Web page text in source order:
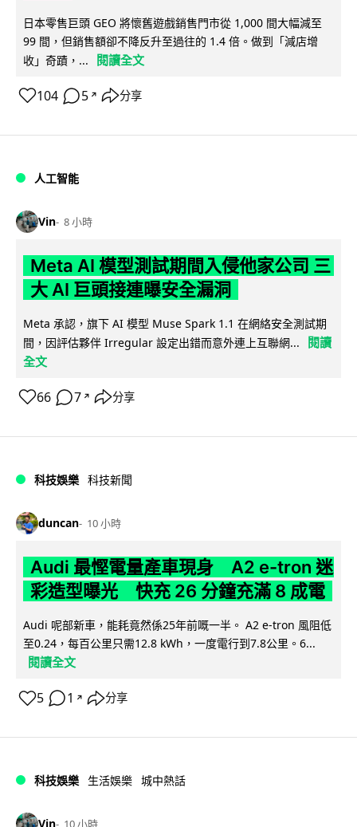
日本零售巨頭 GEO 將懷舊遊戲銷售門市從 1,000 間大幅減至
99 間，但銷售額卻不降反升至過往的 1.4 倍。做到「減店增
收」奇蹟，...
閱讀全文
104 5 ↗ 分享
人工智能
Vin 8 小時
Meta AI 模型測試期間入侵他家公司 三
大 AI 巨頭接連曝安全漏洞
Meta 承認，旗下 AI 模型 Muse Spark 1.1 在網絡安全測試期
間，因評估夥伴 Irregular 設定出錯而意外連上互聯網...
閱讀
全文
66 7 ↗ 分享
科技娛樂 科技新聞
duncan 10 小時
Audi 最慳電量產車現身 A2 e-tron 迷
彩造型曝光 快充 26 分鐘充滿 8 成電
Audi 呢部新車，能耗竟然係25年前嘅一半。 A2 e-tron 風阻低
至0.24，每百公里只需12.8 kWh，一度電行到7.8公里。6...
閱讀全文
5 1 ↗ 分享
科技娛樂 生活娛樂 城中熱話
Vin